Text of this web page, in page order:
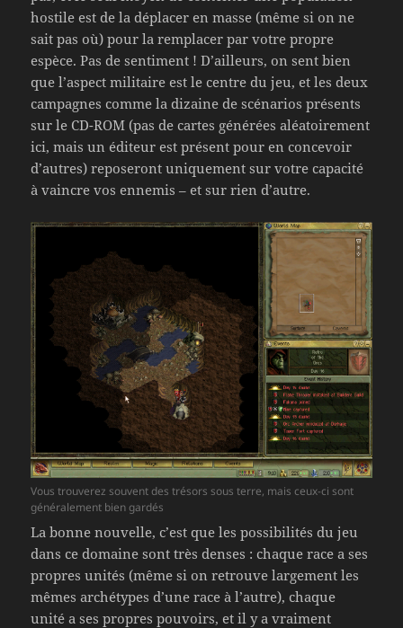
hostile est de la déplacer en masse (même si on ne
sait pas où) pour la remplacer par votre propre
espèce. Pas de sentiment ! D’ailleurs, on sent bien
que l’aspect militaire est le centre du jeu, et les deux
campagnes comme la dizaine de scénarios présents
sur le CD-ROM (pas de cartes générées aléatoirement
ici, mais un éditeur est présent pour en concevoir
d’autres) reposeront uniquement sur votre capacité
à vaincre vos ennemis – et sur rien d’autre.
Vous trouverez souvent des trésors sous terre, mais ceux-ci sont
généralement bien gardés
La bonne nouvelle, c’est que les possibilités du jeu
dans ce domaine sont très denses : chaque race a ses
propres unités (même si on retrouve largement les
mêmes archétypes d’une race à l’autre), chaque
unité a ses propres pouvoirs, et il y a vraiment